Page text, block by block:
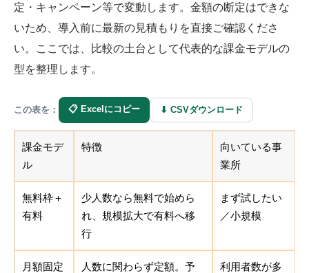
定・キャンペーン等で変動します。金額の断定はできな
いため、導入前に最新の見積もりを直接ご確認くださ
い。ここでは、比較の土台として代表的な課金モデルの
型を整理します。
この表を： 📋 Excelにコピー ⬇ CSVダウンロード
課金モデ
ル
特徴
向いている事
業所
無料枠＋
有料
少人数なら無料で始めら
れ、規模拡大で有料へ移
行
まず試したい
／小規模
月額固定
人数に関わらず定額。予
利用者数が多